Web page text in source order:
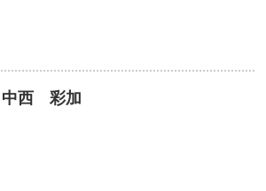
中西 彩加